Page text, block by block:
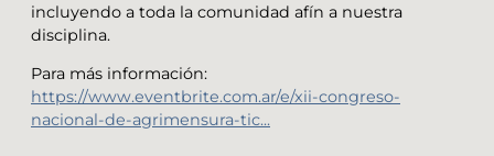
incluyendo a toda la comunidad afín a nuestra
disciplina.
Para más información:
https://www.eventbrite.com.ar/e/xii-congreso-
nacional-de-agrimensura-tic...